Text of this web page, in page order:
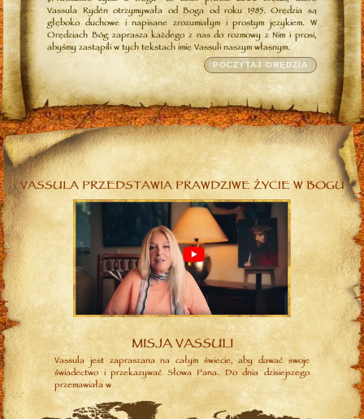
Vassula Rydén otrzymywała od Boga od roku 1985. Orędzia są
głęboko duchowe i napisane zrozumiałym i prostym językiem. W
Orędziach Bóg zaprasza każdego z nas do rozmowy z Nim i prosi,
abyśmy zastąpili w tych tekstach imię Vassuli naszym własnym.
POCZYTAJ ORĘDZIA
VASSULA PRZEDSTAWIA PRAWDZIWE ŻYCIE W BOGU
MISJA VASSULI
Vassula jest zapraszana na całym świecie, aby dawać swoje
świadectwo i przekazywać Słowa Pana. Do dnia dzisiejszego
przemawiała w